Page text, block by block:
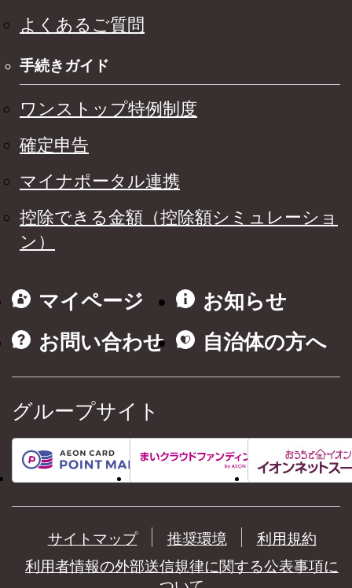
よくあるご質問
手続きガイド
ワンストップ特例制度
確定申告
マイナポータル連携
控除できる金額（控除額シミュレーショ
ン）
マイページ
お知らせ
お問い合わせ
自治体の方へ
グループサイト
サイトマップ 推奨環境
利用規約
利用者情報の外部送信規律に関する公表事項に